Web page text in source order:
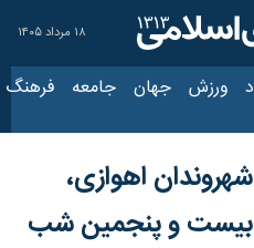
۱۸ مرداد ۱۴۰۵
ورزش جهان جامعه فرهنگ
شهروندان اهوازی،
بیست‌ و پنجمین شب